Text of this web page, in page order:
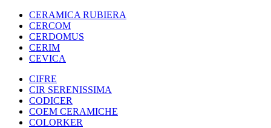
CERAMICA RUBIERA
CERCOM
CERDOMUS
CERIM
CEVICA
CIFRE
CIR SERENISSIMA
CODICER
COEM CERAMICHE
COLORKER